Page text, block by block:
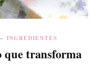
INGREDIENTES
que transforma